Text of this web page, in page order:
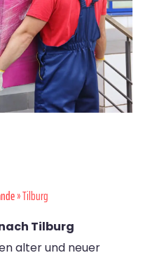
» Tilburg
Tilburg
alter und neuer